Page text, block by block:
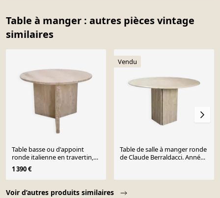
Table à manger : autres pièces vintage
similaires
Voir d’autres produits similaires
Table basse ou d'appoint
ronde italienne en travertin,
années 1980
1 390 €
Vendu
Table de salle à manger ronde
de Claude Berraldacci. Années